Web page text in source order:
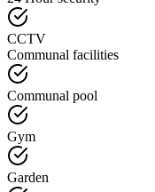
CCTV
Communal facilities
Communal pool
Gym
Garden